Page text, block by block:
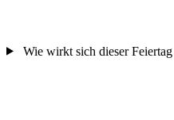
Wie wirkt sich dieser